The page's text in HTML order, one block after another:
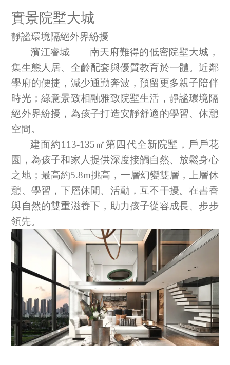
實景院墅大城
靜謐環境隔絕外界紛擾
濱江睿城——南天府難得的低密院墅大城，
集生態人居、全齡配套與優質教育於一體。近鄰
學府的便捷，減少通勤奔波，預留更多親子陪伴
時光；綠意景致相融雅致院墅生活，靜謐環境隔
絕外界紛擾，為孩子打造安靜舒適的學習、休憩
空間。
建面約113-135 ㎡第四代全新院墅，戶戶花
園，為孩子和家人提供深度接觸自然、放鬆身心
之地；最高約5.8m挑高，一層幻變雙層，上層休
憩、學習，下層休閒、活動，互不干擾。在書香
與自然的雙重滋養下，助力孩子從容成長、步步
領先。